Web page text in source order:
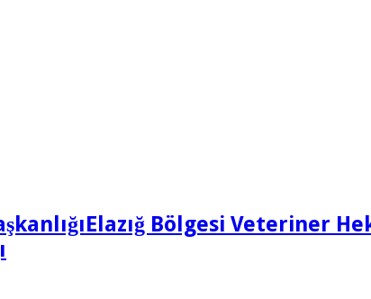
Elazığ Bölgesi Veteriner